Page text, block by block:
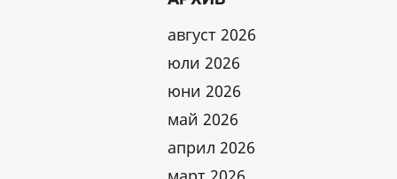
август 2026
юли 2026
юни 2026
май 2026
април 2026